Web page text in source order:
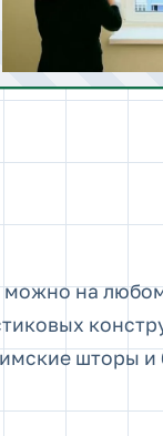
на
шторы и